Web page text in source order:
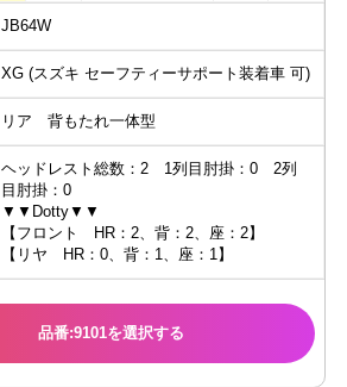
JB64W
XG (スズキ セーフティーサポート装着車 可)
リア 背もたれ一体型
ヘッドレスト総数：2 1列目肘掛：0 2列
目肘掛：0
▼▼Dotty▼▼
【フロント HR：2、背：2、座：2】
【リヤ HR：0、背：1、座：1】
品番:9101を選択する